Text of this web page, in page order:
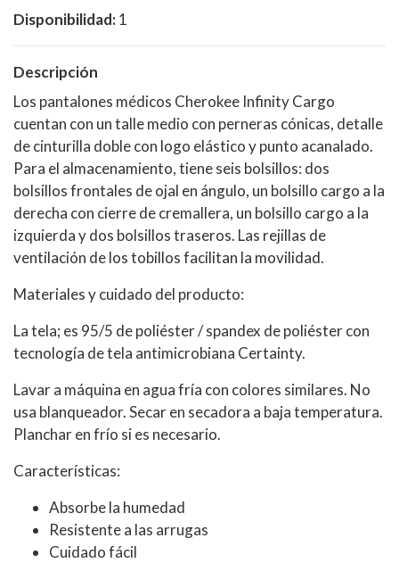
Disponibilidad:1
Descripción
Los pantalones médicos Cherokee Infinity Cargo
cuentan con un talle medio con perneras cónicas, detalle
de cinturilla doble con logo elástico y punto acanalado.
Para el almacenamiento, tiene seis bolsillos: dos
bolsillos frontales de ojal en ángulo, un bolsillo cargo a la
derecha con cierre de cremallera, un bolsillo cargo a la
izquierda y dos bolsillos traseros. Las rejillas de
ventilación de los tobillos facilitan la movilidad.
Materiales y cuidado del producto:
La tela; es 95/5 de poliéster / spandex de poliéster con
tecnología de tela antimicrobiana Certainty.
Lavar a máquina en agua fría con colores similares. No
usa blanqueador. Secar en secadora a baja temperatura.
Planchar en frío si es necesario.
Características:
Absorbe la humedad
Resistente a las arrugas
Cuidado fácil